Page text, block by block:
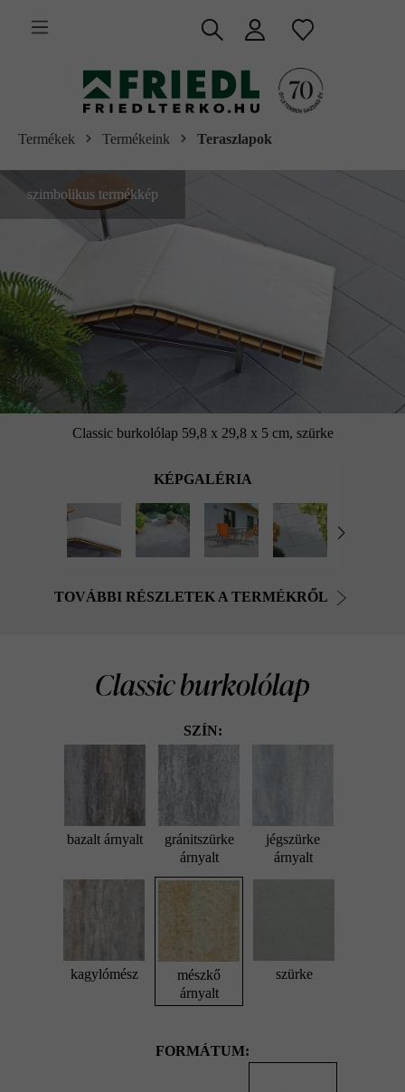
tartalomra
Termékek Termékeink Teraszlapok
Classic burkolólap 59,8 x 29,8 x 5 cm, szürke
szimbolikus termékkép
KÉPGALÉRIA
TOVÁBBI RÉSZLETEK A TERMÉKRŐL
Classic burkolólap
SZÍN:
bazalt árnyalt
gránitszürke
árnyalt
jégszürke
árnyalt
kagylómész
mészkő
árnyalt
szürke
FORMÁTUM: